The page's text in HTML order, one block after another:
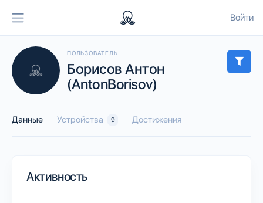
Войти
ПОЛЬЗОВАТЕЛЬ
Борисов Антон
(AntonBorisov)
Данные Устройства 9 Достижения
Активность